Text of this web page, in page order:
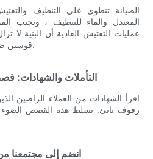
الصيانة تنطوي على التنظيف
المعتدل والماء للتنظيف ، وتجنب
عمليات التفتيش العادية أن البنية لا
قوسين ضائع يحافظ على الرفوف القوي.
التأملات والشهادات:
اقرأ الشهادات من العملاء الراضين
رفوف ناتئ. تسلط هذه القصص الضوء
انضم إلى مجتمعنا